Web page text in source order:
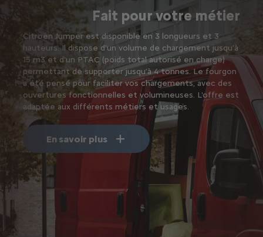
Fait pour votre métier
Citroën Jumper est disponible en 3 longueurs et 3
hauteurs. Il dispose d'un volume de chargement jusqu’à
15 m3 et d'un PTAC (poids total autorisé en charge)
permettant de supporter jusqu’à 4 tonnes. Le fourgon
a été pensé pour faciliter vos chargements, avec des
ouvertures fonctionnelles et volumineuses. L'offre est
adaptée aux différents métiers et usages.
En savoir plus